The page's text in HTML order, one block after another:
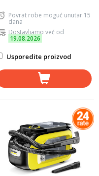
Povrat robe moguć unutar 15
dana
Dostavljamo već od
19.08.2026
Usporedite proizvod